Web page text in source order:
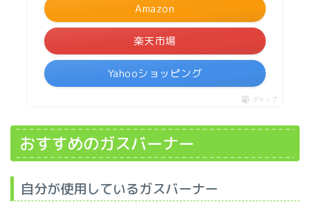
Amazon
楽天市場
Yahooショッピング
ポチップ
おすすめのガスバーナー
自分が使用しているガスバーナー